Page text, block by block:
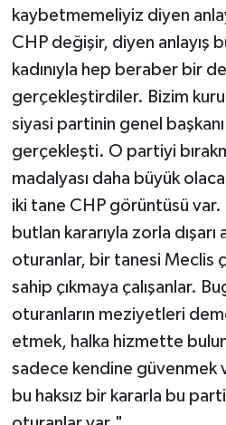
CHP değişir, diyen anlayış
kadınıyla hep beraber bir
gerçekleştirdiler. Bizim
siyasi partinin genel başkanı
gerçekleşti. O partiyi
madalyası daha büyük
iki tane CHP görüntüsü
butlan kararıyla zorla dışarı
oturanlar, bir tanesi Meclis
sahip çıkmaya çalışanlar.
oturanların meziyetleri
etmek, halka hizmette
sadece kendine güvenmek
bu haksız bir kararla bu
oturanlar var."